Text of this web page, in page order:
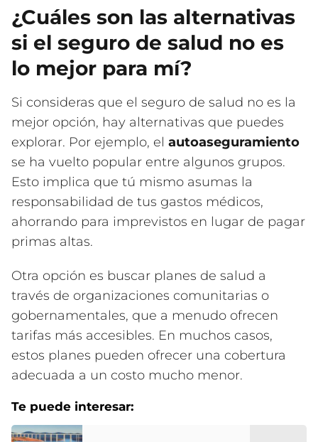
¿Cuáles son las alternativas
si el seguro de salud no es
lo mejor para mí?
Si consideras que el seguro de salud no es la
mejor opción, hay alternativas que puedes
explorar. Por ejemplo, el autoaseguramiento
se ha vuelto popular entre algunos grupos.
Esto implica que tú mismo asumas la
responsabilidad de tus gastos médicos,
ahorrando para imprevistos en lugar de pagar
primas altas.
Otra opción es buscar planes de salud a
través de organizaciones comunitarias o
gobernamentales, que a menudo ofrecen
tarifas más accesibles. En muchos casos,
estos planes pueden ofrecer una cobertura
adecuada a un costo mucho menor.
Te puede interesar: